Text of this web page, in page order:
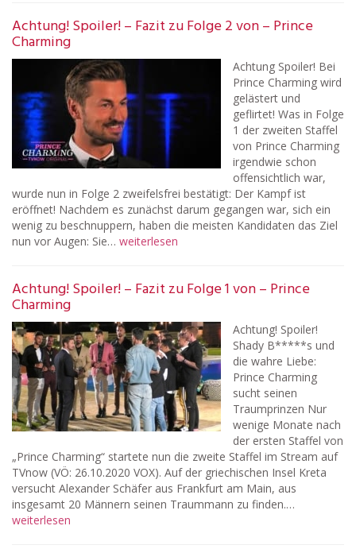
Achtung! Spoiler! – Fazit zu Folge 2 von – Prince
Charming
Achtung Spoiler! Bei
Prince Charming wird
gelästert und
geflirtet! Was in Folge
1 der zweiten Staffel
von Prince Charming
irgendwie schon
offensichtlich war,
wurde nun in Folge 2 zweifelsfrei bestätigt: Der Kampf ist
eröffnet! Nachdem es zunächst darum gegangen war, sich ein
wenig zu beschnuppern, haben die meisten Kandidaten das Ziel
nun vor Augen: Sie… weiterlesen
Achtung! Spoiler! – Fazit zu Folge 1 von – Prince
Charming
Achtung! Spoiler!
Shady B*****s und
die wahre Liebe:
Prince Charming
sucht seinen
Traumprinzen Nur
wenige Monate nach
der ersten Staffel von
„Prince Charming“ startete nun die zweite Staffel im Stream auf
TVnow (VÖ: 26.10.2020 VOX). Auf der griechischen Insel Kreta
versucht Alexander Schäfer aus Frankfurt am Main, aus
insgesamt 20 Männern seinen Traummann zu finden.…
weiterlesen